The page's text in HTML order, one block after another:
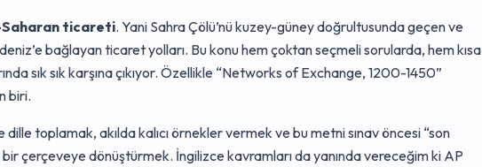
ticareti. Yani Sahra Çölü’nü kuzey-güney doğrultusunda geçen ve
bağlayan ticaret yolları. Bu konu hem çoktan seçmeli sorularda, hem kısa
sık sık karşına çıkıyor. Özellikle “Networks of Exchange, 1200-1450”
biri.
toplamak, akılda kalıcı örnekler vermek ve bu metni sınav öncesi “son
çerçeveye dönüştürmek. İngilizce kavramları da yanında vereceğim ki AP